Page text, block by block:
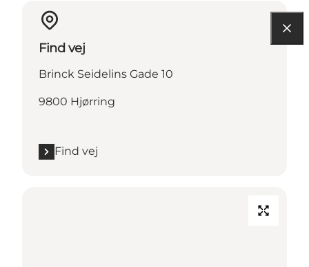
Find vej
Brinck Seidelins Gade 10
9800 Hjørring
Find vej